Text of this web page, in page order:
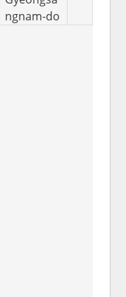
ngnam-do